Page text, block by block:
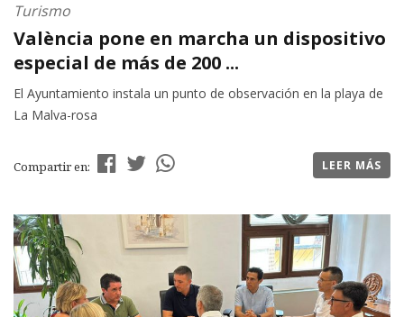
Turismo
València pone en marcha un dispositivo
especial de más de 200 ...
El Ayuntamiento instala un punto de observación en la playa de
La Malva-rosa
Compartir en: LEER MÁS